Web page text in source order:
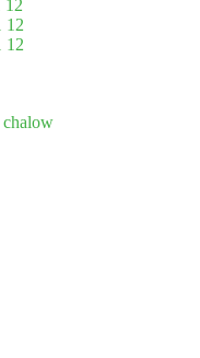
12
12
12
chalow